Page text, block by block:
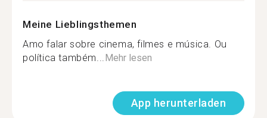
Meine Lieblingsthemen
Amo falar sobre cinema, filmes e música. Ou
política também...Mehr lesen
App herunterladen